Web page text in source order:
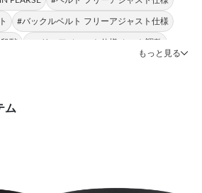
#バックルベルト フリーアジャスト仕様
段階 #フリーアジャスト仕様 カット調整
もっと見る
ム